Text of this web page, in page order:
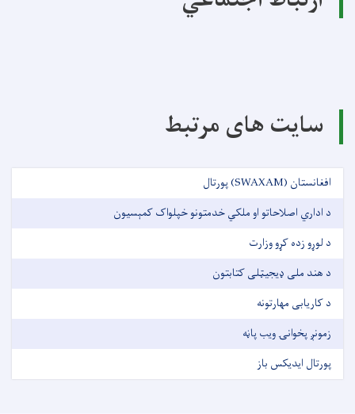
سایت های مرتبط
افغانستان (SWAXAM) پورتال
د اداري اصلاحاتو او ملکي خدمتونو خپلواک کمېسیون
د لوړو زده کړو وزارت
د هند ملی ډیجیټلی کتابتون
د کاریابی مهارتونه
زمونږ پخوانۍ ویب پاڼه
پورتال ایدیکس باز